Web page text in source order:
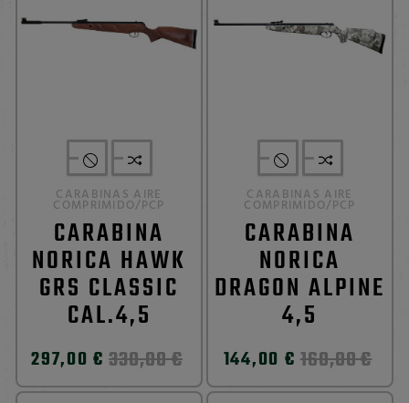
CARABINAS AIRE
COMPRIMIDO/PCP
CARABINA
NORICA HAWK
GRS CLASSIC
CAL.4,5
297,00 € 330,00 €
CARABINAS AIRE
COMPRIMIDO/PCP
CARABINA
NORICA
DRAGON ALPINE
4,5
144,00 € 160,00 €